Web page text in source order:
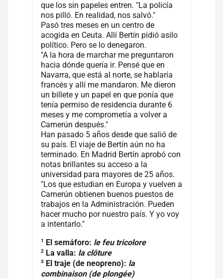
que los sin papeles entren. "La policía
nos pilló. En realidad, nos salvó."
Pasó tres meses en un centro de
acogida en Ceuta. Allí Bertín pidió asilo
político. Pero se lo denegaron.
"A la hora de marchar me preguntaron
hacia dónde quería ir. Pensé que en
Navarra, que está al norte, se hablaría
francés y allí me mandaron. Me dieron
un billete y un papel en que ponía que
tenía permiso de residencia durante 6
meses y me comprometía a volver a
Camerún después."
Han pasado 5 años desde que salió de
su país. El viaje de Bertín aún no ha
terminado. En Madrid Bertín aprobó con
notas brillantes su acceso a la
universidad para mayores de 25 años.
"Los que estudian en Europa y vuelven a
Camerún obtienen buenos puestos de
trabajos en la Administración. Pueden
hacer mucho por nuestro país. Y yo voy
a intentarlo."
1 El semáforo: le feu tricolore
2 La valla: la clôture
3 El traje (de neopreno): la
combinaison (de plongée)